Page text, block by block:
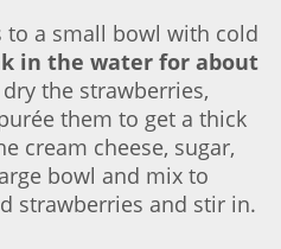
to a small bowl with cold
in the water for about
the strawberries,
them to get a thick
cream cheese, sugar,
bowl and mix to
strawberries and stir in.